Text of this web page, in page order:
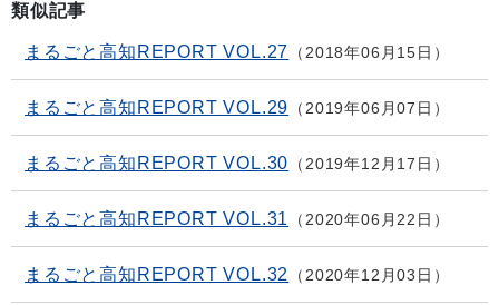
類似記事
まるごと高知REPORT VOL.27 2018年06月15日
まるごと高知REPORT VOL.29 2019年06月07日
まるごと高知REPORT VOL.30 2019年12月17日
まるごと高知REPORT VOL.31 2020年06月22日
まるごと高知REPORT VOL.32 2020年12月03日